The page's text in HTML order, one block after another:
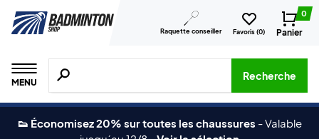
Raquette conseiller Favoris (0)
0
Panier
MENU
Recherche de produits, de marques, etc.
Recherche
👟 Économisez 20% sur toutes les chaussures -Valable